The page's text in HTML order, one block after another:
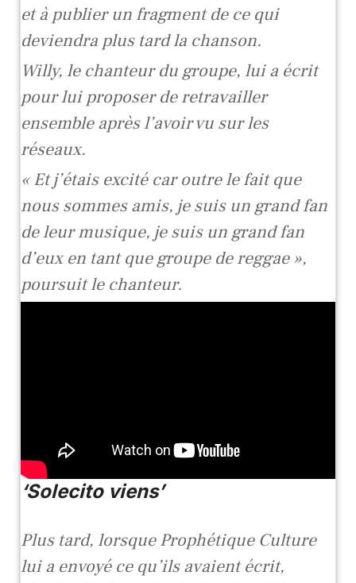
et à publier un fragment de ce qui
deviendra plus tard la chanson.
Willy, le chanteur du groupe, lui a écrit
pour lui proposer de retravailler
ensemble après l’avoir vu sur les
réseaux.
« Et j’étais excité car outre le fait que
nous sommes amis, je suis un grand fan
de leur musique, je suis un grand fan
d’eux en tant que groupe de reggae »,
poursuit le chanteur.
‘Solecito viens’
Plus tard, lorsque Prophétique Culture
lui a envoyé ce qu’ils avaient écrit,